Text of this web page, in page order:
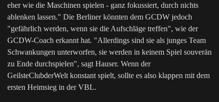
eher wie die Maschinen spielen - ganz fokussiert, durch nichts
ablenken lassen." Die Berliner könnten dem GCDW jedoch
"gefährlich werden, wenn sie die Aufschläge treffen", wie der
GCDW-Coach erkannt hat. "Allerdings sind sie als junges Team
Schwankungen unterworfen, sie werden in keinem Spiel souverän
zu Ende durchspielen", sagt Hauser. Wenn der
GeilsteClubderWelt konstant spielt, sollte es also klappen mit dem
ersten Heimsieg in der VBL.